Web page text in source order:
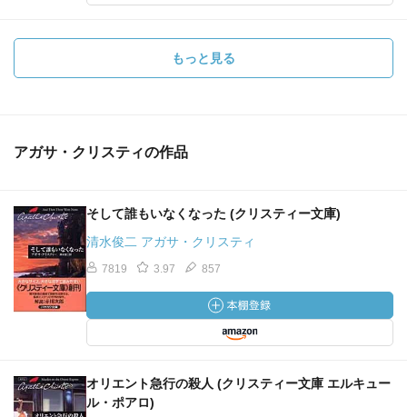
もっと見る
アガサ・クリスティの作品
そして誰もいなくなった (クリスティー文庫)
清水俊二 アガサ・クリスティ
7819 3.97 857
オリエント急行の殺人 (クリスティー文庫 エルキュー
ル・ポアロ)